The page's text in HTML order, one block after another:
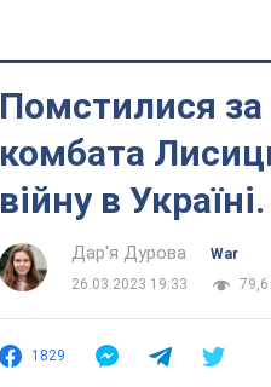
Помстилися за
комбата
війну в
Дар'я Дурова
War
26.03.2023 19:33
79,6
1829